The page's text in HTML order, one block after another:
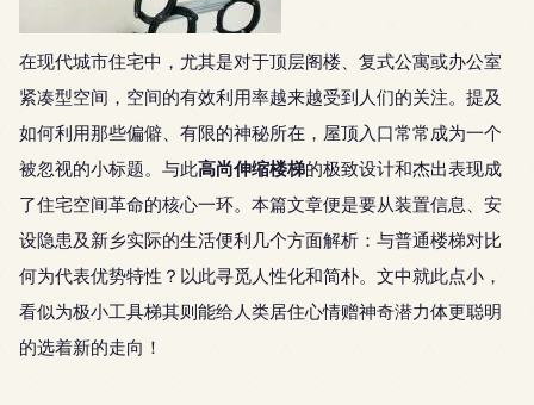
在现代城市住宅中，尤其是对于顶层阁楼、复式公寓或办公室
紧凑型空间，空间的有效利用率越来越受到人们的关注。提及
如何利用那些偏僻、有限的神秘所在，屋顶入口常常成为一个
被忽视的小标题。与此高尚伸缩楼梯的极致设计和杰出表现成
了住宅空间革命的核心一环。本篇文章便是要从装置信息、安
设隐患及新乡实际的生活便利几个方面解析：与普通楼梯对比
何为代表优势特性？以此寻觅人性化和简朴。文中就此点小，
看似为极小工具梯其则能给人类居住心情赠神奇潜力体更聪明
的选着新的走向！